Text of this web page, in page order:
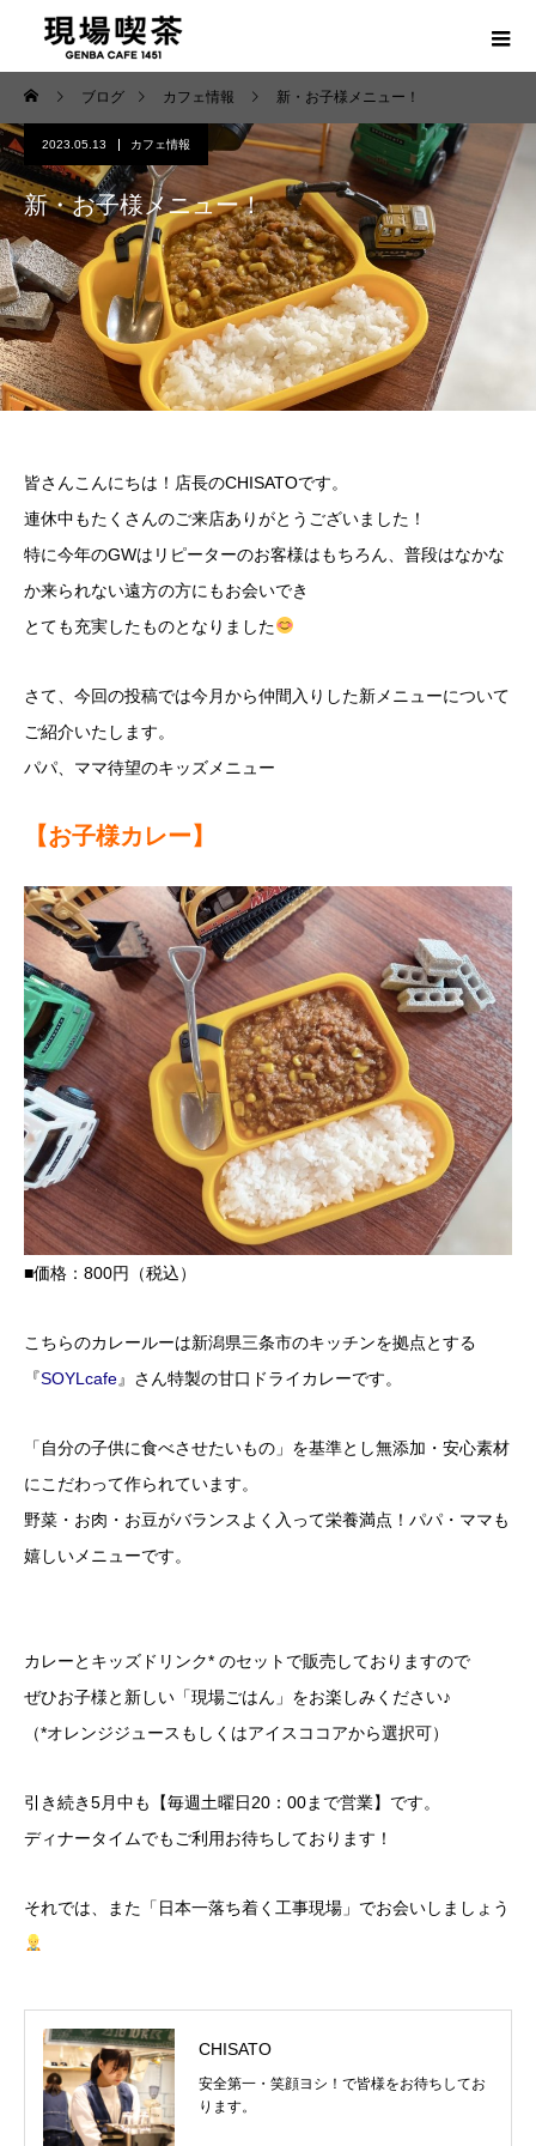
ブログ カフェ情報 新・お子様メニュー！
2023.05.13 カフェ情報
新・お子様メニュー！
皆さんこんにちは！店長のCHISATOです。
連休中もたくさんのご来店ありがとうございました！
特に今年のGWはリピーターのお客様はもちろん、普段はなかな
か来られない遠方の方にもお会いでき
とても充実したものとなりました
さて、今回の投稿では今月から仲間入りした新メニューについて
ご紹介いたします。
パパ、ママ待望のキッズメニュー
【お子様カレー】
■価格：800円（税込）
こちらのカレールーは新潟県三条市のキッチンを拠点とする
『SOYLcafe』さん特製の甘口ドライカレーです。
「自分の子供に食べさせたいもの」を基準とし無添加・安心素材
にこだわって作られています。
野菜・お肉・お豆がバランスよく入って栄養満点！パパ・ママも
嬉しいメニューです。
カレーとキッズドリンク* のセットで販売しておりますので
ぜひお子様と新しい「現場ごはん」をお楽しみください♪
（*オレンジジュースもしくはアイスココアから選択可）
引き続き5月中も【毎週土曜日20：00まで営業】です。
ディナータイムでもご利用お待ちしております！
それでは、また「日本一落ち着く工事現場」でお会いしましょう
CHISATO
安全第一・笑顔ヨシ！で皆様をお待ちしてお
ります。